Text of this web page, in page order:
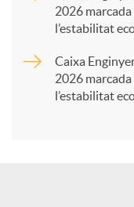
2026
l’estabilitat
Caixa
2026
l’estabilitat